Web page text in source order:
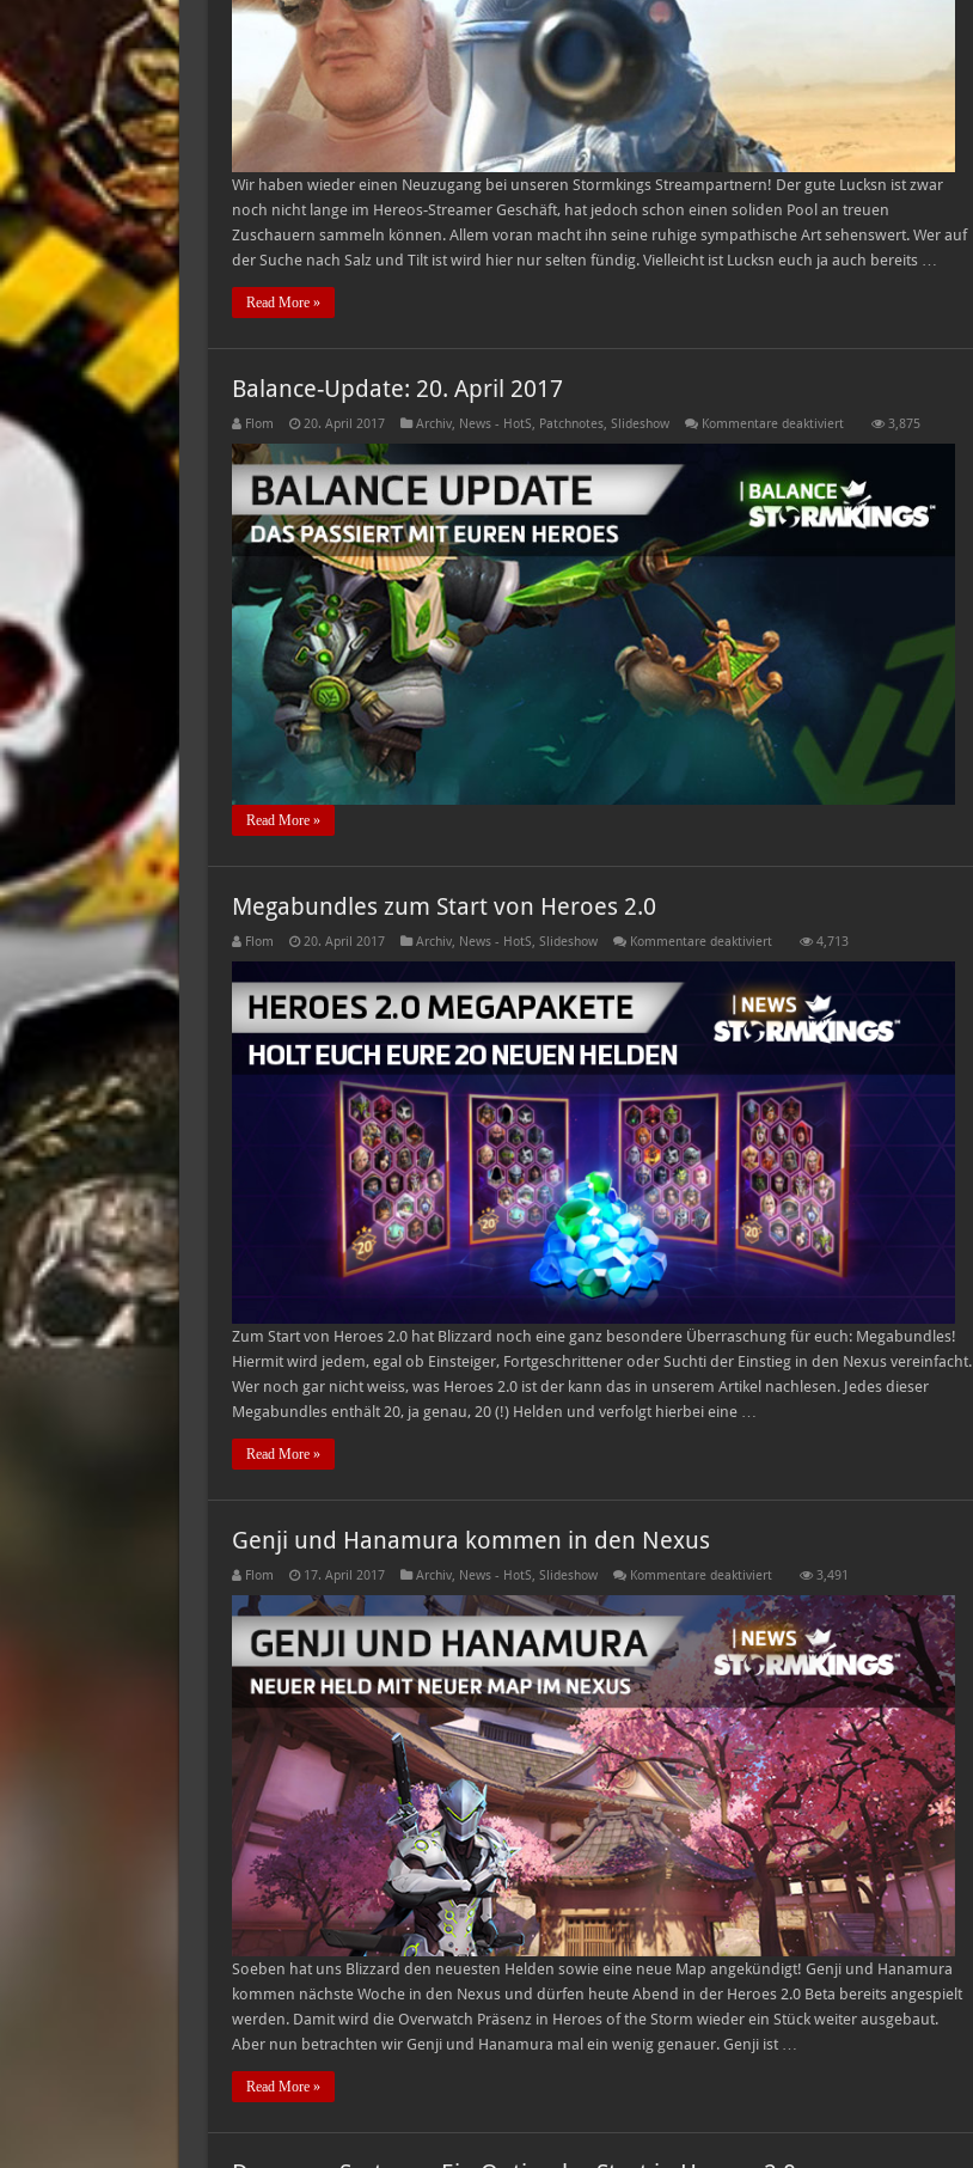
Wir haben wieder einen Neuzugang bei unseren Stormkings Streampartnern! Der gute Lucksn ist zwar
noch nicht lange im Hereos-Streamer Geschäft, hat jedoch schon einen soliden Pool an treuen
Zuschauern sammeln können. Allem voran macht ihn seine ruhige sympathische Art sehenswert. Wer auf
der Suche nach Salz und Tilt ist wird hier nur selten fündig. Vielleicht ist Lucksn euch ja auch bereits …
Read More »
Balance-Update: 20. April 2017
Flom 20. April 2017 Archiv, News - HotS, Patchnotes, Slideshow Kommentare deaktiviertfür
April
2017
3,875
Read More »
Megabundles zum Start von Heroes 2.0
Flom 20. April 2017 Archiv, News - HotS, Slideshow Kommentare deaktiviertfür
Start
von
Heroes
2.0
4,713
Zum Start von Heroes 2.0 hat Blizzard noch eine ganz besondere Überraschung für euch: Megabundles!
Hiermit wird jedem, egal ob Einsteiger, Fortgeschrittener oder Suchti der Einstieg in den Nexus vereinfacht.
Wer noch gar nicht weiss, was Heroes 2.0 ist der kann das in unserem Artikel nachlesen. Jedes dieser
Megabundles enthält 20, ja genau, 20 (!) Helden und verfolgt hierbei eine …
Read More »
Genji und Hanamura kommen in den Nexus
Flom 17. April 2017 Archiv, News - HotS, Slideshow Kommentare deaktiviertfür
und
Hanamura
kommen
in
den
Nexus
3,491
Soeben hat uns Blizzard den neuesten Helden sowie eine neue Map angekündigt! Genji und Hanamura
kommen nächste Woche in den Nexus und dürfen heute Abend in der Heroes 2.0 Beta bereits angespielt
werden. Damit wird die Overwatch Präsenz in Heroes of the Storm wieder ein Stück weiter ausgebaut.
Aber nun betrachten wir Genji und Hanamura mal ein wenig genauer. Genji ist …
Read More »